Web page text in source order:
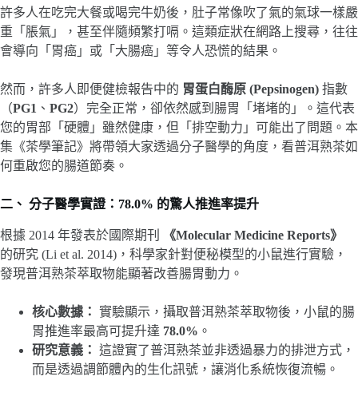
許多人在吃完大餐或喝完牛奶後，肚子常像吹了氣的氣球一樣嚴
重「脹氣」，甚至伴隨頻繁打嗝。這類症狀在網路上搜尋，往往
會導向「胃癌」或「大腸癌」等令人恐慌的結果。
然而，許多人即便健檢報告中的 胃蛋白酶原 (Pepsinogen) 指數
（PG1 、 PG2）完全正常，卻依然感到腸胃「堵堵的」。這代表
您的胃部「硬體」雖然健康，但「排空動力」可能出了問題。本
集《茶學筆記》將帶領大家透過分子醫學的角度，看普洱熟茶如
何重啟您的腸道節奏。
二、 分子醫學實證：78.0% 的驚人推進率提升
根據 2014 年發表於國際期刊
《Molecular Medicine Reports》
的研究 (Li et al. 2014)，科學家針對便秘模型的小鼠進行實驗，
發現普洱熟茶萃取物能顯著改善腸胃動力。
核心數據： 實驗顯示，攝取普洱熟茶萃取物後，小鼠的腸
胃推進率最高可提升達 78.0% 。
研究意義： 這證實了普洱熟茶並非透過暴力的排泄方式，
而是透過調節體內的生化訊號，讓消化系統恢復流暢。